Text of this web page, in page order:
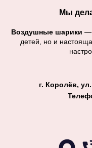
Мы
Воздушные шарики —
детей, но и
г. Королёв,